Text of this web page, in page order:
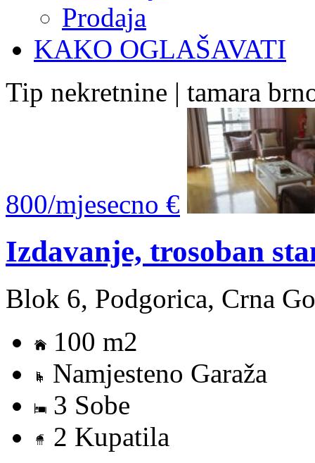
Prodaja
KAKO OGLAŠAVATI
Tip nekretnine | tamara
800/mjesecno €
Izdavanje, trosoban
Blok 6, Podgorica, Crna
100 m2
Namjesteno Garaža
3 Sobe
2 Kupatila